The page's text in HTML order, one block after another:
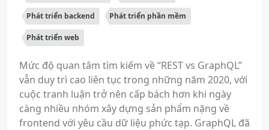
Phát triển backend Phát triển phần mềm
Phát triển web
Mức độ quan tâm tìm kiếm về “REST vs GraphQL”
vẫn duy trì cao liên tục trong những năm 2020, với
cuộc tranh luận trở nên cấp bách hơn khi ngày
càng nhiều nhóm xây dựng sản phẩm nặng về
frontend với yêu cầu dữ liệu phức tạp. GraphQL đã